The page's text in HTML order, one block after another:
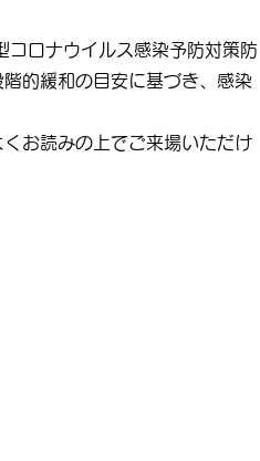
コロナウイルス感染予防対策防
的緩和の目安に基づき、感染
お読みの上でご来場いただけ